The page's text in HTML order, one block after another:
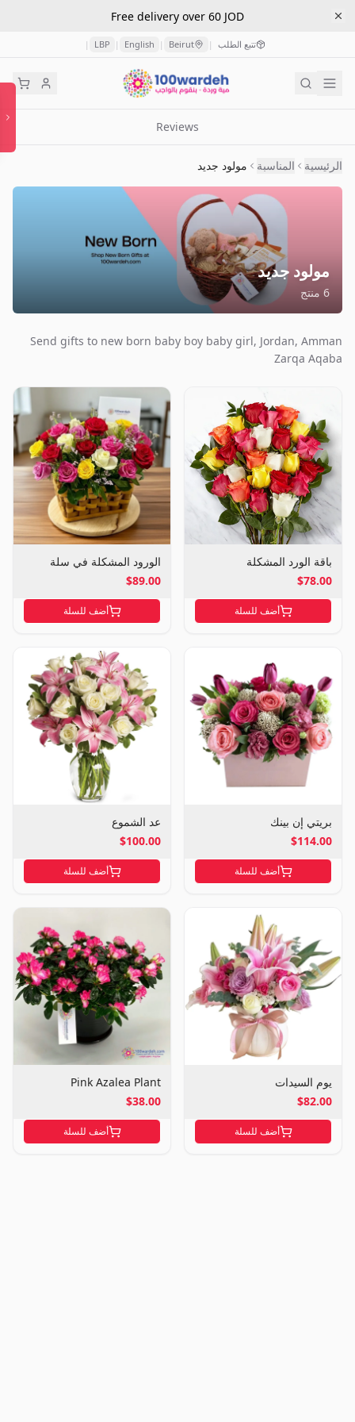
Free delivery over 60 JOD
تتبع الطلب |
Beirut
|
English
|
LBP
|
Reviews
الرئيسية المناسبة مولود جديد
مولود جديد
6 منتج
Send gifts to new born baby boy baby girl, Jordan, Amman
Zarqa Aqaba
باقة الورد المشكلة
$78.00
أضف للسلة
الورود المشكلة في سلة
$89.00
أضف للسلة
بريتي إن بينك
$114.00
أضف للسلة
عد الشموع
$100.00
أضف للسلة
يوم السيدات
$82.00
أضف للسلة
Pink Azalea Plant
$38.00
أضف للسلة